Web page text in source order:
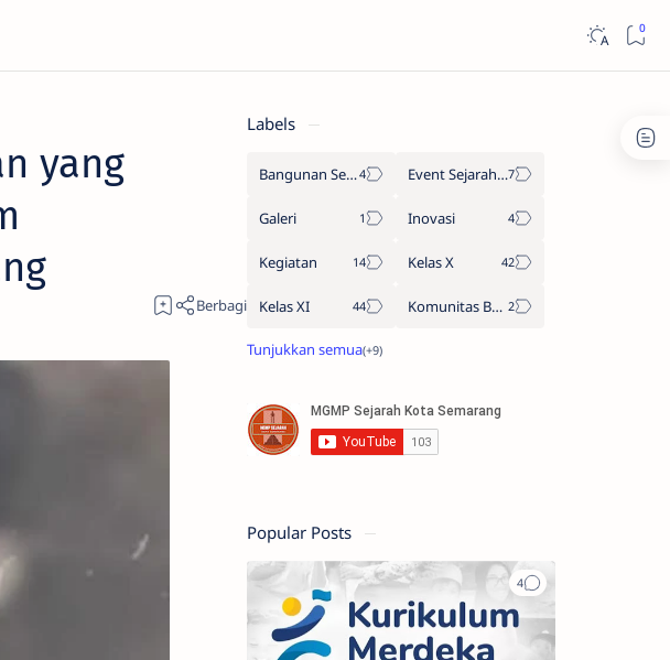
yang
Labels
Bangunan Sejarah Event Sejarah Kota Semarang
Galeri Inovasi
Kegiatan Kelas X
Kelas XI Komunitas Belajar
Popular Posts